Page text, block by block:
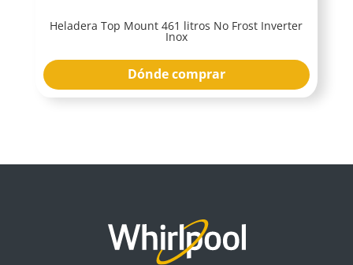
Heladera Top Mount 461 litros No Frost Inverter
Inox
Dónde comprar